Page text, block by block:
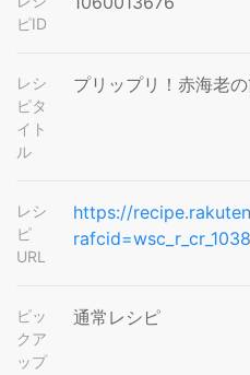
ピID
レシ
ピタ
イト
ル
プリップリ！赤海老
レシ
ピ
URL
https://
ピッ
クア
ップ
通常レシピ